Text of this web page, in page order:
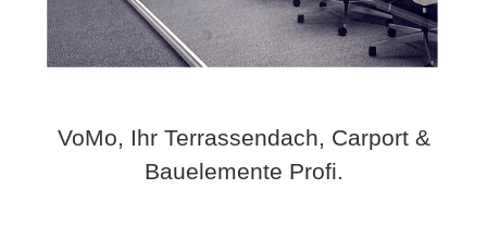
VoMo, Ihr Terrassendach, Carport &
Bauelemente Profi.